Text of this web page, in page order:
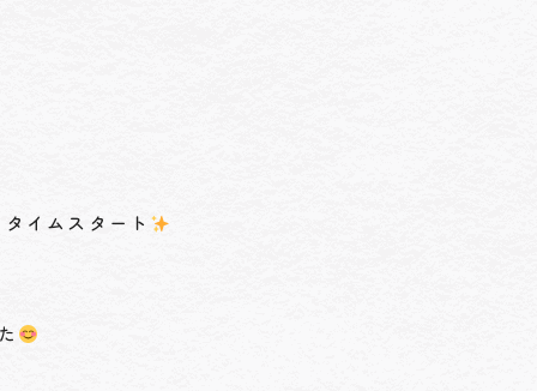
イムスタート